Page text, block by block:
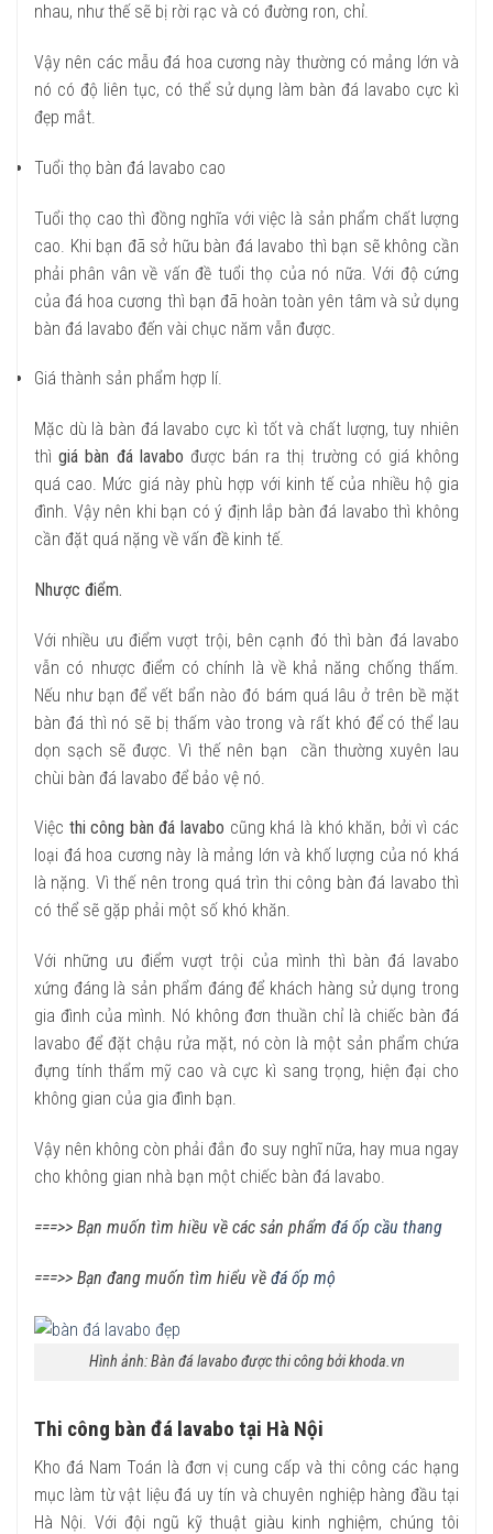
nhau, như thế sẽ bị rời rạc và có đường ron, chỉ.
Vậy nên các mẫu đá hoa cương này thường có mảng lớn và
nó có độ liên tục, có thể sử dụng làm bàn đá lavabo cực kì
đẹp mắt.
Tuổi thọ bàn đá lavabo cao
Tuổi thọ cao thì đồng nghĩa với việc là sản phẩm chất lượng
cao. Khi bạn đã sở hữu bàn đá lavabo thì bạn sẽ không cần
phải phân vân về vấn đề tuổi thọ của nó nữa. Với độ cứng
của đá hoa cương thì bạn đã hoàn toàn yên tâm và sử dụng
bàn đá lavabo đến vài chục năm vẫn được.
Giá thành sản phẩm hợp lí.
Mặc dù là bàn đá lavabo cực kì tốt và chất lượng, tuy nhiên
thìgiá bàn đá lavabo được bán ra thị trường có giá không
quá cao. Mức giá này phù hợp với kinh tế của nhiều hộ gia
đình. Vậy nên khi bạn có ý định lắp bàn đá lavabo thì không
cần đặt quá nặng về vấn đề kinh tế.
Nhược điểm.
Với nhiều ưu điểm vượt trội, bên cạnh đó thì bàn đá lavabo
vẫn có nhược điểm có chính là về khả năng chống thấm.
Nếu như bạn để vết bẩn nào đó bám quá lâu ở trên bề mặt
bàn đá thì nó sẽ bị thấm vào trong và rất khó để có thể lau
dọn sạch sẽ được. Vì thế nên bạn cần thường xuyên lau
chùi bàn đá lavabo để bảo vệ nó.
Việc thi công bàn đá lavabo cũng khá là khó khăn, bởi vì các
loại đá hoa cương này là mảng lớn và khố lượng của nó khá
là nặng. Vì thế nên trong quá trìn thi công bàn đá lavabo thì
có thể sẽ gặp phải một số khó khăn.
Với những ưu điểm vượt trội của mình thì bàn đá lavabo
xứng đáng là sản phẩm đáng để khách hàng sử dụng trong
gia đình của mình. Nó không đơn thuần chỉ là chiếc bàn đá
lavabo để đặt chậu rửa mặt, nó còn là một sản phẩm chứa
đựng tính thẩm mỹ cao và cực kì sang trọng, hiện đại cho
không gian của gia đình bạn.
Vậy nên không còn phải đắn đo suy nghĩ nữa, hay mua ngay
cho không gian nhà bạn một chiếc bàn đá lavabo.
===>> Bạn muốn tìm hiều về các sản phẩm đá ốp cầu thang
===>> Bạn đang muốn tìm hiểu về đá ốp mộ
Hình ảnh: Bàn đá lavabo được thi công bởi khoda.vn
Thi công bàn đá lavabo tại Hà Nội
Kho đá Nam Toán là đơn vị cung cấp và thi công các hạng
mục làm từ vật liệu đá uy tín và chuyên nghiệp hàng đầu tại
Hà Nội. Với đội ngũ kỹ thuật giàu kinh nghiệm, chúng tôi